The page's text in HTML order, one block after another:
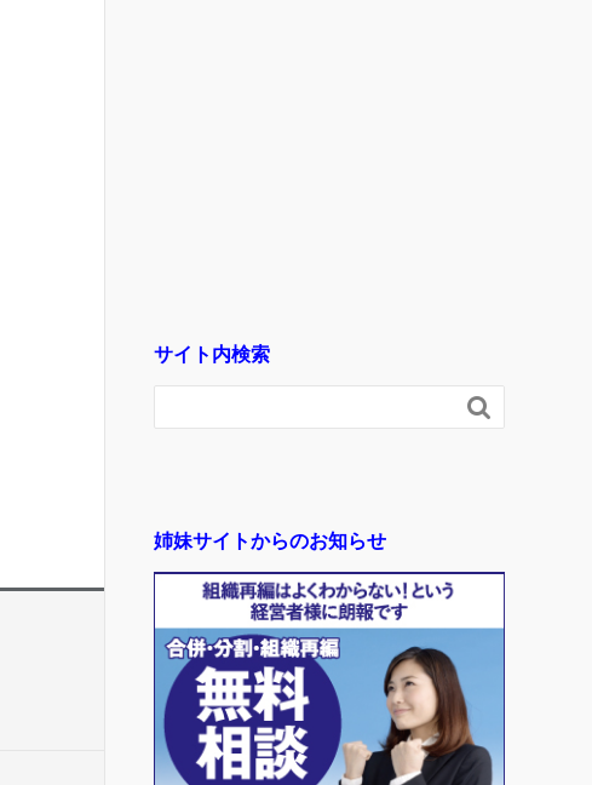
サイト内検索

姉妹サイトからのお知らせ